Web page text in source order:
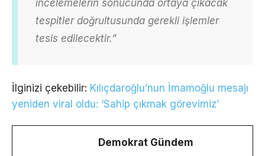
incelemelerin sonucunda ortaya çıkacak
tespitler doğrultusunda gerekli işlemler
tesis edilecektir.”
İlginizi çekebilir: Kılıçdaroğlu’nun İmamoğlu mesajı
yeniden viral oldu: ‘Sahip çıkmak görevimiz’
Demokrat Gündem